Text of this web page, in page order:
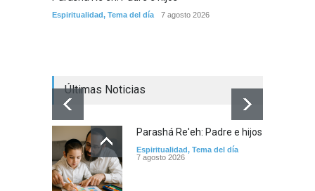
Espiritualidad, Tema del día 7 agosto 2026
Últimas Noticias
Parashá Re'eh: Padre e hijos
Espiritualidad, Tema del día
7 agosto 2026